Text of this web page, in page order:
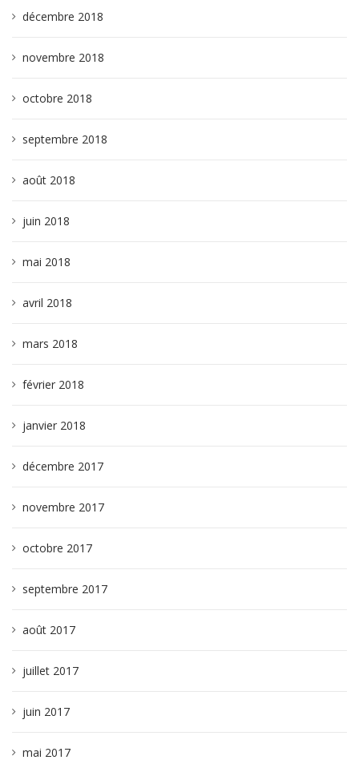
décembre 2018
novembre 2018
octobre 2018
septembre 2018
août 2018
juin 2018
mai 2018
avril 2018
mars 2018
février 2018
janvier 2018
décembre 2017
novembre 2017
octobre 2017
septembre 2017
août 2017
juillet 2017
juin 2017
mai 2017